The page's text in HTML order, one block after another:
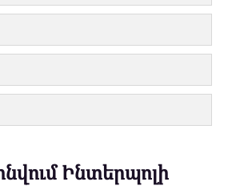
Ինտերպոլի